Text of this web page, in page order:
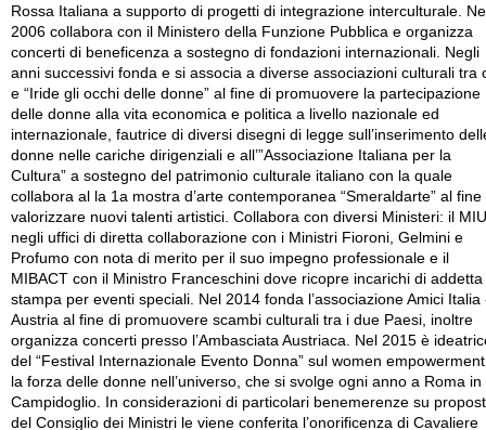
Rossa Italiana a supporto di progetti di integrazione interculturale.
2006 collabora con il Ministero della Funzione Pubblica e organizza
concerti di beneficenza a sostegno di fondazioni internazionali. Negli
anni successivi fonda e si associa a diverse associazioni culturali tra
e “Iride gli occhi delle donne” al fine di promuovere la partecipazione
delle donne alla vita economica e politica a livello nazionale ed
internazionale, fautrice di diversi disegni di legge sull’inserimento
donne nelle cariche dirigenziali e all’”Associazione Italiana per la
Cultura” a sostegno del patrimonio culturale italiano con la quale
collabora al la 1a mostra d’arte contemporanea “Smeraldarte” al fine
valorizzare nuovi talenti artistici. Collabora con diversi Ministeri: il
negli uffici di diretta collaborazione con i Ministri Fioroni, Gelmini e
Profumo con nota di merito per il suo impegno professionale e il
MIBACT con il Ministro Franceschini dove ricopre incarichi di addetta
stampa per eventi speciali. Nel 2014 fonda l’associazione Amici Italia
Austria al fine di promuovere scambi culturali tra i due Paesi, inoltre
organizza concerti presso l’Ambasciata Austriaca. Nel 2015 è
del “Festival Internazionale Evento Donna” sul women
la forza delle donne nell’universo, che si svolge ogni anno a Roma in
Campidoglio. In considerazioni di particolari benemerenze su
del Consiglio dei Ministri le viene conferita l’onorificenza di Cavaliere